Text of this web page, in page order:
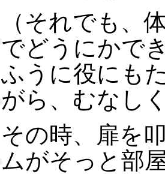
（それでも、
でどうにかで
ふうに役にも
がら、むなし
その時、扉を
ムがそっと部